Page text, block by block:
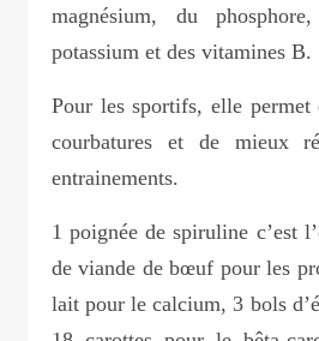
magnésium, du
potassium et des vitamines B.
Pour les sportifs, elle
courbatures et de mieux
entrainements.
1 poignée de spiruline c’est
de viande de bœuf pour les
lait pour le calcium, 3 bols